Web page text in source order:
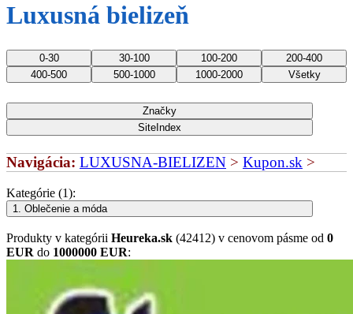
Luxusná bielizeň
0-30 30-100 100-200
200-400
400-500
500-1000 1000-2000 Všetky
Značky
SiteIndex
Navigácia: LUXUSNA-BIELIZEN > Kupon.sk >
Kategórie (1):
1. Oblečenie a móda
Produkty v kategórii Heureka.sk (42412) v cenovom pásme od 0
EUR do 1000000 EUR: